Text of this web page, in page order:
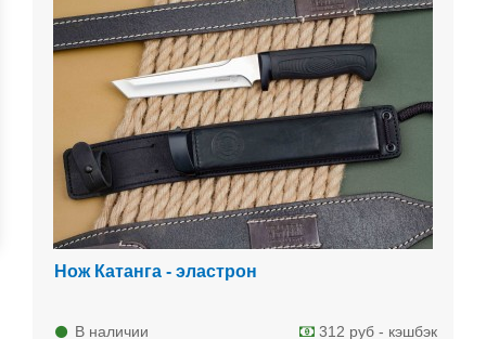
Нож Катанга - эластрон
В наличии 312 руб - кэшбэк